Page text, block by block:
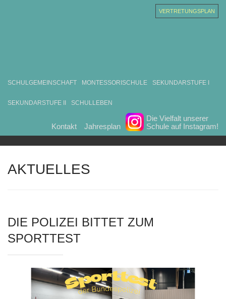
VERTRETUNGSPLAN
SCHULGEMEINSCHAFT MONTESSORISCHULE SEKUNDARSTUFE I
SEKUNDARSTUFE II SCHULLEBEN
Die Vielfalt unserer
Schule auf Instagram!
Jahresplan
Kontakt
AKTUELLES
DIE POLIZEI BITTET ZUM
SPORTTEST